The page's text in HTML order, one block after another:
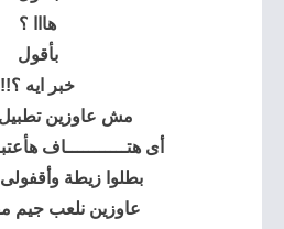
هااا ؟
بأقول
خبر ايه ؟!!
مش عاوزين تطبيل
أى هتـــــــــــاف
بطلوا زيطة
عاوزين نلعب جيم